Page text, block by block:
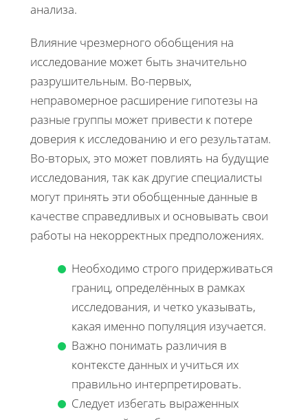
анализа.
Влияние чрезмерного обобщения на
исследование может быть значительно
разрушительным. Во-первых,
неправомерное расширение гипотезы на
разные группы может привести к потере
доверия к исследованию и его результатам.
Во-вторых, это может повлиять на будущие
исследования, так как другие специалисты
могут принять эти обобщенные данные в
качестве справедливых и основывать свои
работы на некорректных предположениях.
Необходимо строго придерживаться
границ, определённых в рамках
исследования, и четко указывать,
какая именно популяция изучается.
Важно понимать различия в
контексте данных и учиться их
правильно интерпретировать.
Следует избегать выраженных